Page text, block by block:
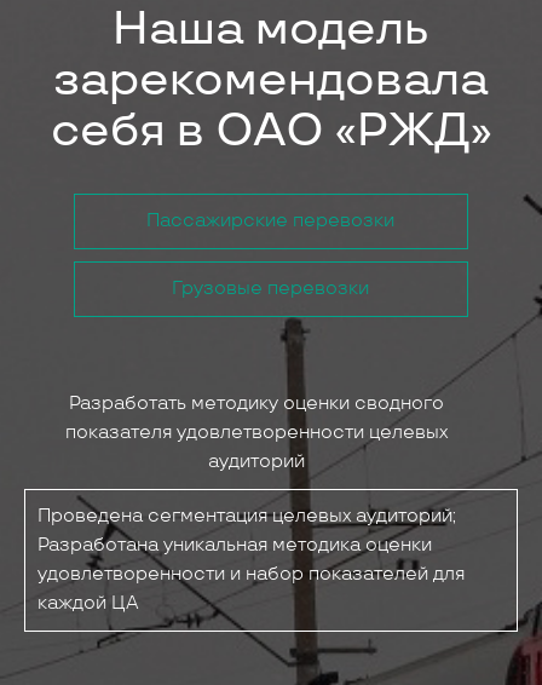
Наша модель
зарекомендовала
себя в ОАО «РЖД»
Пассажирские перевозки
Грузовые перевозки
Разработать методику оценки сводного
показателя удовлетворенности целевых
аудиторий
Проведена сегментация целевых аудиторий;
Разработана уникальная методика оценки
удовлетворенности и набор показателей для
каждой ЦА